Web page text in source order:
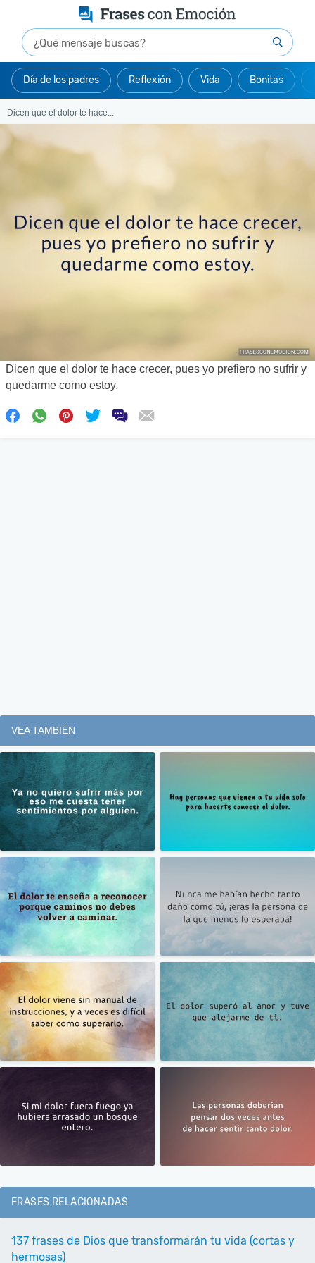
Día de los padres Reflexión Vida Bonitas
Dicen que el dolor te hace...
Dicen que el dolor te hace crecer, pues yo prefiero no sufrir y
quedarme como estoy.
VEA TAMBIÉN
FRASES RELACIONADAS
137 frases de Dios que transformarán tu vida (cortas y
hermosas)